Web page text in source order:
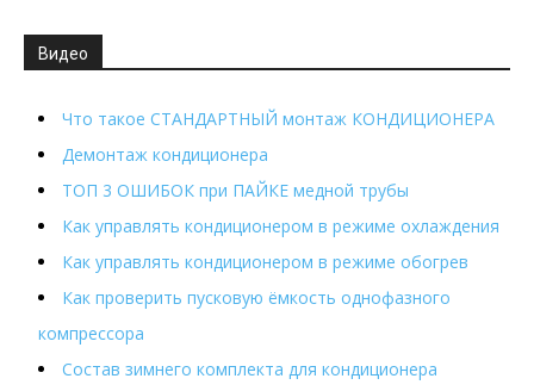
Видео
Что такое СТАНДАРТНЫЙ монтаж КОНДИЦИОНЕРА
Демонтаж кондиционера
ТОП 3 ОШИБОК при ПАЙКЕ медной трубы
Как управлять кондиционером в режиме охлаждения
Как управлять кондиционером в режиме обогрев
Как проверить пусковую ёмкость однофазного
компрессора
Состав зимнего комплекта для кондиционера